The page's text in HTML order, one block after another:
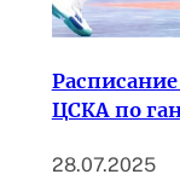
ЦСКА по
28.07.2025